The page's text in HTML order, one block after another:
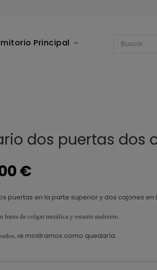
Principal
dos puertas dos
€
puertas en la parte superior y dos cajones en
barra de colgar metálica y estante maletero.
te mostramos como quedaría.